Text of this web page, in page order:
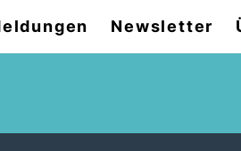
Newsletter